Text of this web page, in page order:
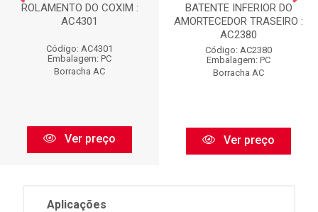
ROLAMENTO DO COXIM :
AC4301
Código: AC4301
Embalagem: PC
Borracha AC
Ver preço
BATENTE INFERIOR DO
AMORTECEDOR TRASEIRO :
AC2380
Código: AC2380
Embalagem: PC
Borracha AC
Ver preço
Aplicações